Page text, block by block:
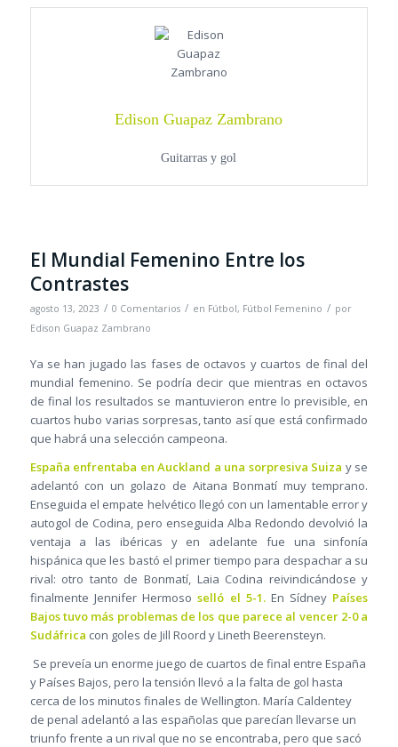
Edison Guapaz Zambrano
Guitarras y gol
El Mundial Femenino Entre los
Contrastes
agosto 13, 2023 / 0 Comentarios / en Fútbol, Fútbol Femenino / por
Edison Guapaz Zambrano
Ya se han jugado las fases de octavos y cuartos de final del
mundial femenino. Se podría decir que mientras en octavos
de final los resultados se mantuvieron entre lo previsible, en
cuartos hubo varias sorpresas, tanto así que está confirmado
que habrá una selección campeona.
España enfrentaba en Auckland a una sorpresiva Suiza y se
adelantó con un golazo de Aitana Bonmatí muy temprano.
Enseguida el empate helvético llegó con un lamentable error y
autogol de Codina, pero enseguida Alba Redondo devolvió la
ventaja a las ibéricas y en adelante fue una sinfonía
hispánica que les bastó el primer tiempo para despachar a su
rival: otro tanto de Bonmatí, Laia Codina reivindicándose y
finalmente Jennifer Hermososelló el 5-1.En Sídney Países
Bajos tuvo más problemas de los que parece al vencer 2-0 a
Sudáfrica con goles de Jill Roord y Lineth Beerensteyn.
Se preveía un enorme juego de cuartos de final entre España
y Países Bajos, pero la tensión llevó a la falta de gol hasta
cerca de los minutos finales de Wellington. María Caldentey
de penal adelantó a las españolas que parecían llevarse un
triunfo frente a un rival que no se encontraba, pero que sacó